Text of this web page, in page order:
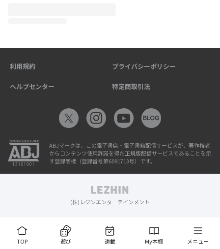
TOP 遊び 連載 My本棚 メニュー
利用規約 プライバシーポリシー
ヘルプセンター 特定商取引法
ABJマークは、この電子書店・電子書籍配信サービスが、著作権者
からコンテンツ使用許諾を得た正規版配信サービスであることを示
す登録商標（登録番号第6091713号）です。
(株)レジンエンターテインメント